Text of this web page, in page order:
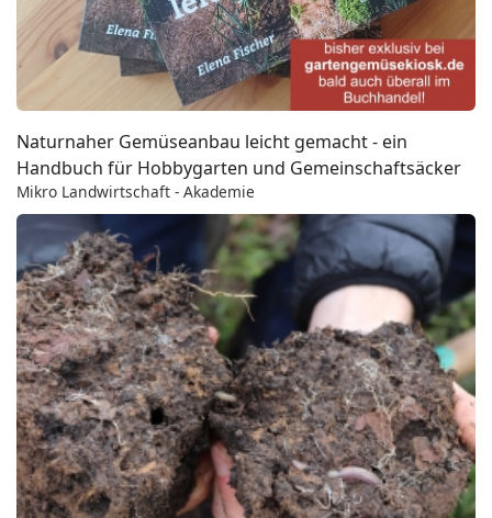
Naturnaher Gemüseanbau leicht gemacht - ein
Handbuch für Hobbygarten und Gemeinschaftsäcker
Mikro Landwirtschaft - Akademie